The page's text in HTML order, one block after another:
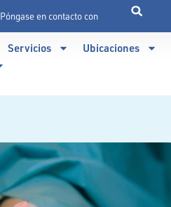
Póngase en contacto con
Servicios Ubicaciones